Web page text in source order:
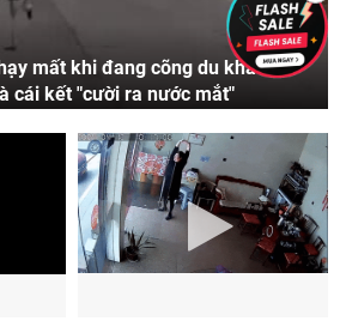
mất khi đang cõng du khách
cái kết "cười ra nước mắt"